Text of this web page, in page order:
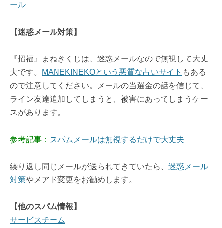
ール
【迷惑メール対策】
『招福』まねきくじは、迷惑メールなので無視して大丈
夫です。
MANEKINEKOという悪質な占いサイト もある
ので注意してください。メールの当選金の話を信じて、
ライン友達追加してしまうと、被害にあってしまうケー
スがあります。
参考記事： スパムメールは無視するだけで大丈夫
繰り返し同じメールが送られてきていたら、 迷惑メール
対策やメアド変更をお勧めします。
【他のスパム情報】
サービスチーム